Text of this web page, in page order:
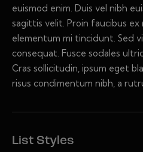
euismod enim. Duis vel nibh
sagittis velit. Proin faucibus ex
elementum mi tincidunt. Sed
consequat. Fusce sodales
Cras sollicitudin, ipsum eget
risus condimentum nibh, a
List Styles